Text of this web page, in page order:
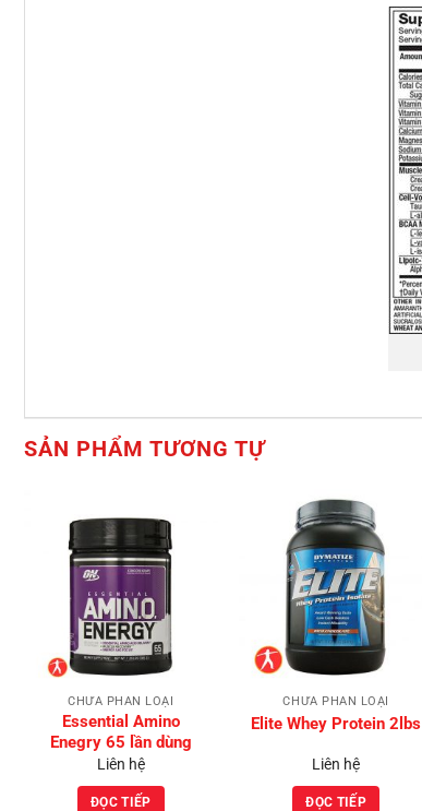
SẢN PHẨM TƯƠNG TỰ
Wishlist
CHƯA PHÂN LOẠI
Essential Amino
Enegry 65 lần dùng
Liên hệ
ĐỌC TIẾP
Add to
Wishlist
CHƯA PHÂN LOẠI
Elite Whey Protein 2lbs
Liên hệ
ĐỌC TIẾP